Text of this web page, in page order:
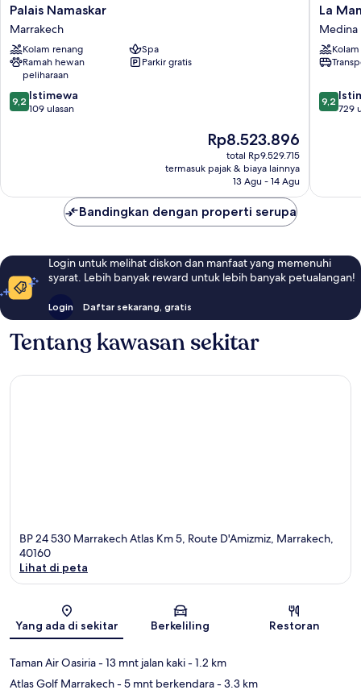
Palais
Namaskar
Marrakech
Palais Namaskar
Marrakech
Kolam renang
Spa
Ramah hewan
peliharaan
Parkir gratis
9.2
dari
9,2 Istimewa
109 ulasan
Harga
sekarang
Rp8.523.896
Rp8.523.896
total Rp9.529.715
termasuk pajak & biaya lainnya
13 Agu - 14 Agu
La
Medina
La
Medina
9.2
dari
9,2
729
Bandingkan dengan properti serupa
Login untuk melihat diskon dan manfaat yang memenuhi
syarat. Lebih banyak reward untuk lebih banyak petualangan!
Login Daftar sekarang, gratis
Tentang kawasan sekitar
BP 24 530 Marrakech Atlas Km 5, Route D'Amizmiz, Marrakech,
40160
Lihat di peta
Yang ada di sekitar Berkeliling Restoran
Taman Air Oasiria- 13 mnt jalan kaki- 1.2 km
Atlas Golf Marrakech- 5 mnt berkendara- 3.3 km